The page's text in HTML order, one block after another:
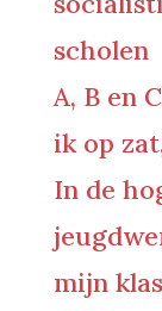
scholen
A, B en
ik op
In de
mijn